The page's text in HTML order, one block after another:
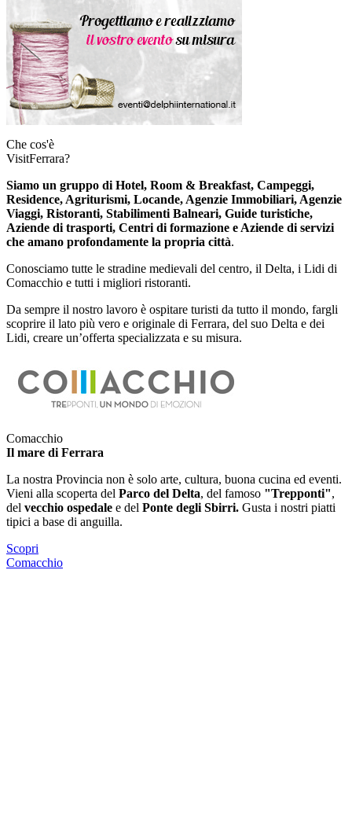
Che cos'è
VisitFerrara?
Siamo un gruppo di Hotel, Room & Breakfast, Campeggi,
Residence, Agriturismi, Locande, Agenzie Immobiliari, Agenzie
Viaggi, Ristoranti, Stabilimenti Balneari, Guide turistiche,
Aziende di trasporti, Centri di formazione e Aziende di servizi
che amano profondamente la propria città.
Conosciamo tutte le stradine medievali del centro, il Delta, i Lidi di
Comacchio e tutti i migliori ristoranti.
Da sempre il nostro lavoro è ospitare turisti da tutto il mondo, fargli
scoprire il lato più vero e originale di Ferrara, del suo Delta e dei
Lidi, creare un’offerta specializzata e su misura.
Comacchio
Il mare di Ferrara
La nostra Provincia non è solo arte, cultura, buona cucina ed eventi.
Vieni alla scoperta del Parco del Delta, del famoso "Trepponti",
del vecchio ospedale e del Ponte degli Sbirri. Gusta i nostri piatti
tipici a base di anguilla.
Scopri
Comacchio